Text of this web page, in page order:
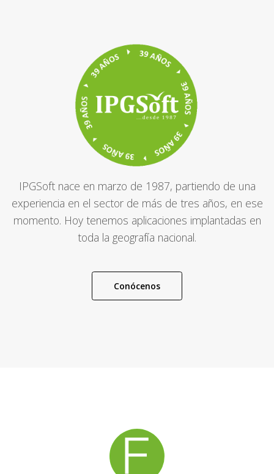
IPGSoft nace en marzo de 1987, partiendo de una
experiencia en el sector de más de tres años, en ese
momento. Hoy tenemos aplicaciones implantadas en
toda la geografía nacional.
Conócenos